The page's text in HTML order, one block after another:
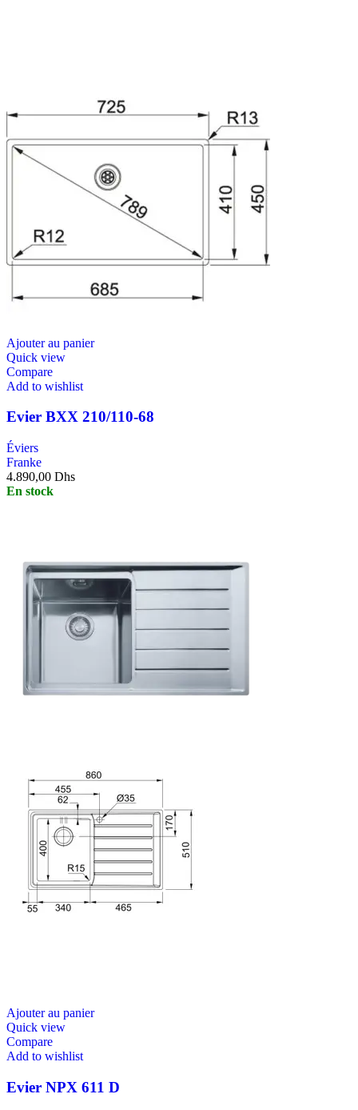
Ajouter au panier
Quick view
Compare
Add to wishlist
Evier BXX 210/110-68
Éviers
Franke
4.890,00 Dhs
En stock
Ajouter au panier
Quick view
Compare
Add to wishlist
Evier NPX 611 D